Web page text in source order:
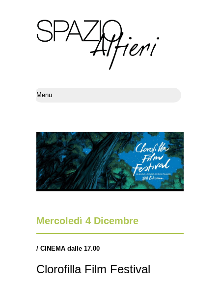
Mercoledì 4 Dicembre
/ CINEMA dalle 17.00
Clorofilla Film Festival